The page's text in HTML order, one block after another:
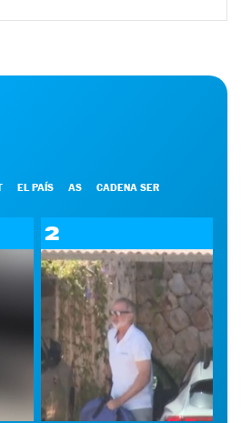
EL PAÍS AS CADENA SER
2